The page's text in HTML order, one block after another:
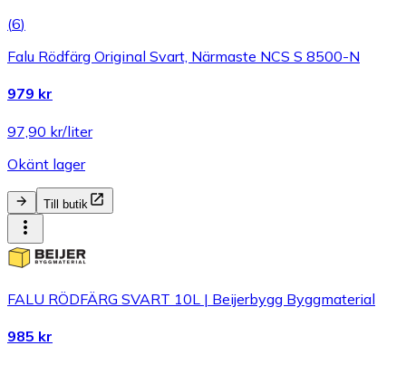
(6)
Falu Rödfärg Original Svart, Närmaste NCS S 8500-N
979 kr
97,90 kr/liter
Okänt lager
Till butik
FALU RÖDFÄRG SVART 10L | Beijerbygg Byggmaterial
985 kr